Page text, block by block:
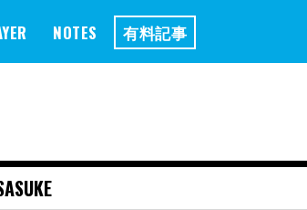
NOTES 有料記事